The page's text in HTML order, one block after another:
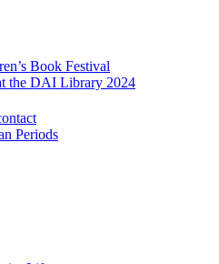
Book Festival
the DAI Library 2024
Periods